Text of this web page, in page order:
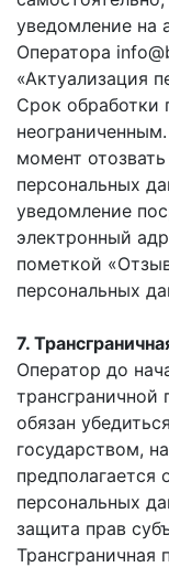
уведомление на
Оператора
«Актуализация
Срок обработки
момент
персональных
уведомление
электронный
пометкой
персональных
7.
Оператор до
трансграничной
обязан
государством,
предполагается
персональных
защита прав
Трансграничная